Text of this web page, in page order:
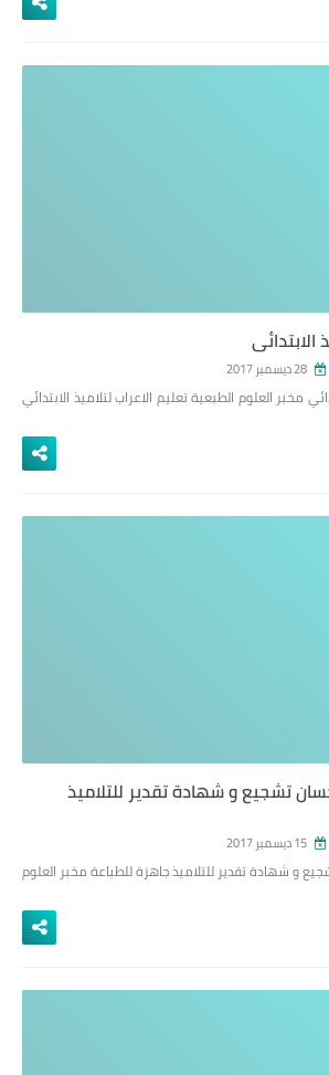
الابتدائي
مخبر العلوم الطبعية تعليم الاعراب لتلاميذ الابتدائي
تشجيع و شهادة تقدير للتلاميذ
و شهادة تقدير للتلاميذ جاهزة للطباعة مخبر العلوم